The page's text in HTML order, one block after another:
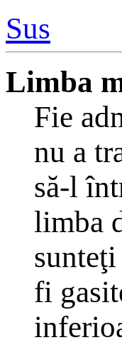
Sus
Limba
Fie
nu a
să-l
limba
fi